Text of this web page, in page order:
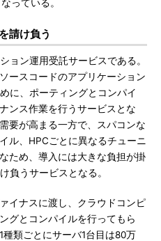
っている。
請け負う
ョン運用受託サービスである。
ースコードのアプリケーション
に、ポーティングとコンパイ
ンス作業を行うサービスとな
要が高まる一方で、スパコンな
ル、HPCごとに異なるチューニ
ため、導入には大きな負担が掛
負うサービスとなる。
イナスに渡し、クラウドコンピ
グとコンパイルを行ってもら
類ごとにサーバ1台目は80万